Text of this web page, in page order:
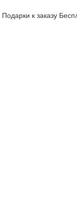
Подарки к заказу